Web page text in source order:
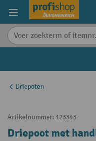
content
Driepoten
Artikelnummer: 123343
Driepoot met